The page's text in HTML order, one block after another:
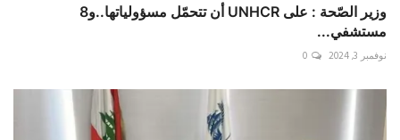
وزير الصّحة : على UNHCR أن تتحمّل مسؤولياتها..و8
مستشفي...
نوفمبر 3, 2024 0